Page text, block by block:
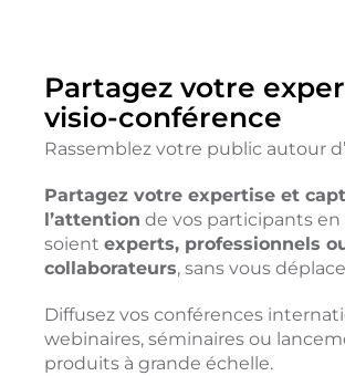
Partagez votre
visio-conférence
Rassemblez votre public autour
Partagez votre expertise et
l’attention de vos participants en
soient experts, professionnels
collaborateurs, sans vous
Diffusez vos conférences
webinaires, séminaires ou
produits à grande échelle.